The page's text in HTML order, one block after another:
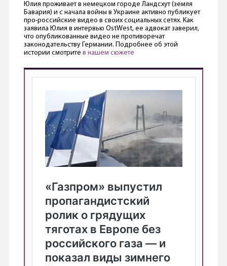
Юлия проживает в немецком городе Ландсхут (земля
Бавария) и с начала войны в Украине активно публикует
про-российские видео в своих социальных сетях. Как
заявила Юлия в интервью OstWest, ее адвокат заверил,
что опубликованные видео не противоречат
законодательству Германии. Подробнее об этой
истории смотрите в нашем сюжете